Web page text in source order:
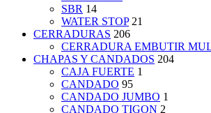
SBR 14
WATER STOP 21
CERRADURAS 206
CERRADURA EMBUTIR
CHAPAS Y CANDADOS 204
CAJA FUERTE 1
CANDADO 95
CANDADO JUMBO 1
CANDADO TIGON 2